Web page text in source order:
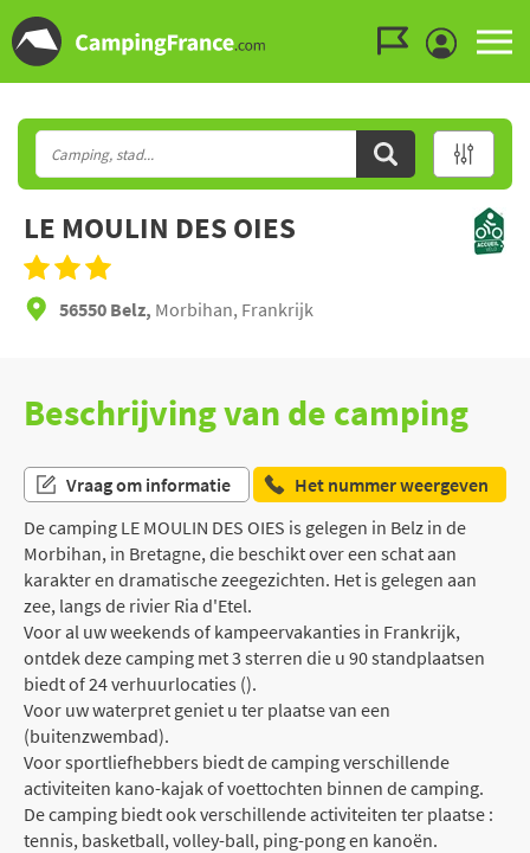
LE MOULIN DES OIES
56550 Belz, Morbihan, Frankrijk
Beschrijving van de camping
Vraag om informatie
Het nummer weergeven
De camping LE MOULIN DES OIES is gelegen in Belz in de
Morbihan, in Bretagne, die beschikt over een schat aan
karakter en dramatische zeegezichten. Het is gelegen aan
zee, langs de rivier Ria d'Etel.
Voor al uw weekends of kampeervakanties in Frankrijk,
ontdek deze camping met 3 sterren die u 90 standplaatsen
biedt of 24 verhuurlocaties ().
Voor uw waterpret geniet u ter plaatse van een
(buitenzwembad).
Voor sportliefhebbers biedt de camping verschillende
activiteiten kano-kajak of voettochten binnen de camping.
De camping biedt ook verschillende activiteiten ter plaatse :
tennis, basketball, volley-ball, ping-pong en kanoën.